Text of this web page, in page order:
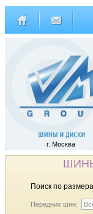
г. Москва
Поиск по
Передних шин: